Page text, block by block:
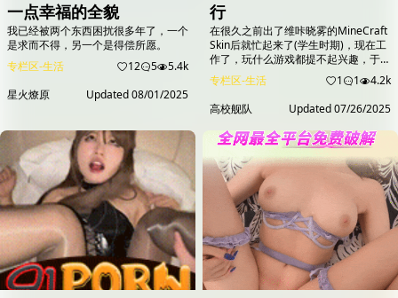
一点幸福的全貌
我已经被两个东西困扰很多年了，一个
是求而不得，另一个是得偿所愿。
专栏区-生活
12 5
5.4k
星火燎原
Updated08/01/2025
行
在很久之前出了维咔晓雾的MineCraft
Skin后就忙起来了(学生时期)，现在工
作了，玩什么游戏都提不起兴趣，于是
打算重启MC服务器重启养老计划，目
前基于远古时期写的API接口拿出来用
当白名单放行来用，开放给咔友们一起
玩。 网页是刚写的，客户端自己随便
拿一个1.21.6版本就能用。
mc.ovofish.com 服务器开启了正版验
证，也开启了白名单 需要用户注册，
然后在侧边栏的游...
专栏区-生活 1 1
4.2k
高校舰队
Updated07/26/2025